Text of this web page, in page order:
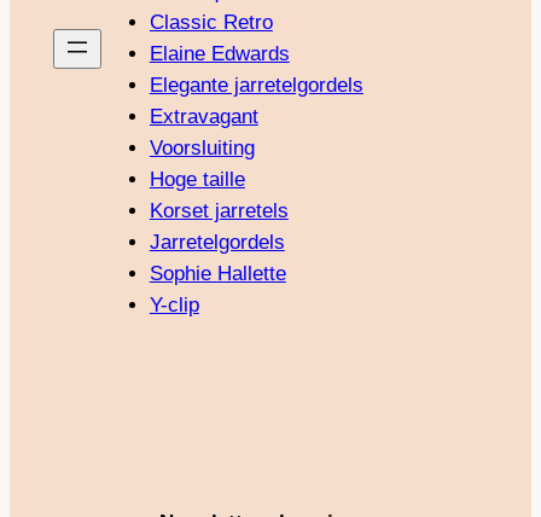
Classic Retro
Elaine Edwards
Elegante jarretelgordels
Extravagant
Voorsluiting
Hoge taille
Korset jarretels
Jarretelgordels
Sophie Hallette
Y-clip